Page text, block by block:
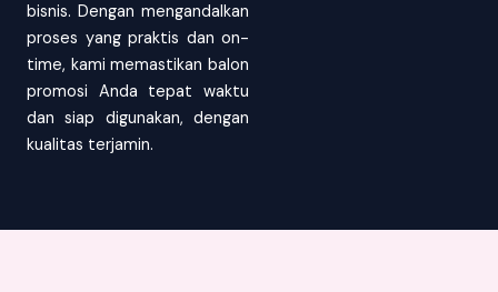
bisnis. Dengan mengandalkan
proses yang praktis dan on-
time, kami memastikan balon
promosi Anda tepat waktu
dan siap digunakan, dengan
kualitas terjamin.